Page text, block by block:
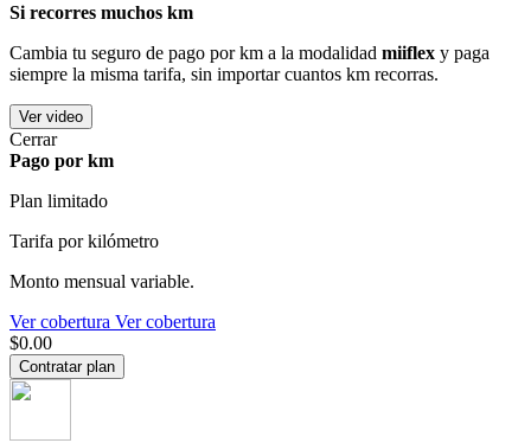
Si recorres muchos km
Cambia tu seguro de pago por km a la modalidad miiflex y paga
siempre la misma tarifa, sin importar cuantos km recorras.
Ver video
Cerrar
Pago por km
Plan limitado
Tarifa por kilómetro
Monto mensual variable.
Ver cobertura Ver cobertura
$0.00
Contratar plan